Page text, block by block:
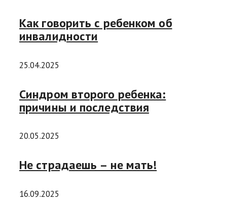
Как говорить с ребенком об
инвалидности
25.04.2025
Синдром второго ребенка:
причины и последствия
20.05.2025
Не страдаешь – не мать!
16.09.2025